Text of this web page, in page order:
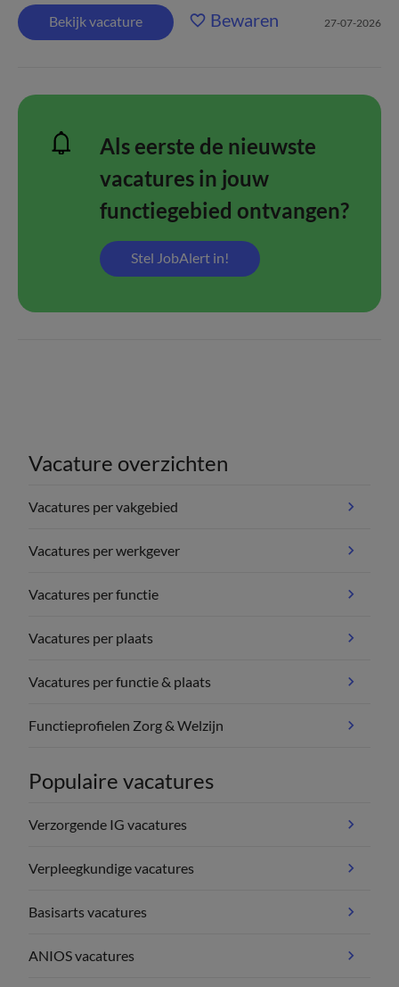
Bekijk vacature Bewaren 27-07-2026
Als eerste de nieuwste
vacatures in jouw
functiegebied ontvangen?
Stel JobAlert in!
Vacature overzichten
Vacatures per vakgebied
Vacatures per werkgever
Vacatures per functie
Vacatures per plaats
Vacatures per functie & plaats
Functieprofielen Zorg & Welzijn
Populaire vacatures
Verzorgende IG vacatures
Verpleegkundige vacatures
Basisarts vacatures
ANIOS vacatures